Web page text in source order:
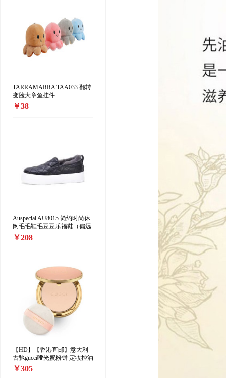
TARRAMARRA TAA033 翻转
变脸大章鱼挂件
￥38
Auspecial AU8015 简约时尚休
闲毛毛鞋毛豆豆乐福鞋（偏远
地区加收10元/双）
￥208
【HD】【香港直邮】意大利
古驰gucci哑光蜜粉饼 定妆控油
散粉10g 00#
￥305